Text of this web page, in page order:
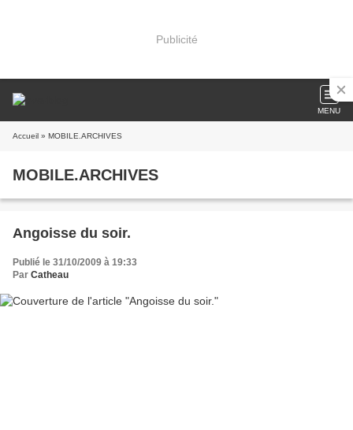
Publicité
MENU
Accueil » MOBILE.ARCHIVES
MOBILE.ARCHIVES
Angoisse du soir.
Publié le 31/10/2009 à 19:33
Par Catheau